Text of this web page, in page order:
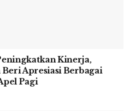
Kinerja,
Apresiasi Berbagai
Pagi